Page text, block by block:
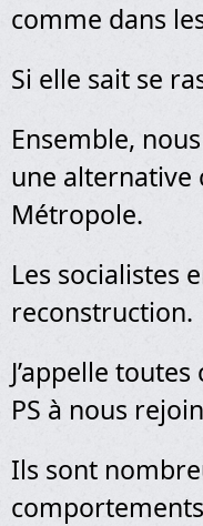
comme dans
Si elle sait se
Ensemble,
une alternative
Métropole.
Les socialistes
reconstruction.
J’appelle
PS à nous
Ils sont